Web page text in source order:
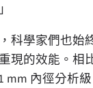
科學家們也
現的效能。
內徑分析